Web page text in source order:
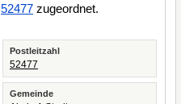
52477 zugeordnet.
Postleitzahl
52477
Gemeinde